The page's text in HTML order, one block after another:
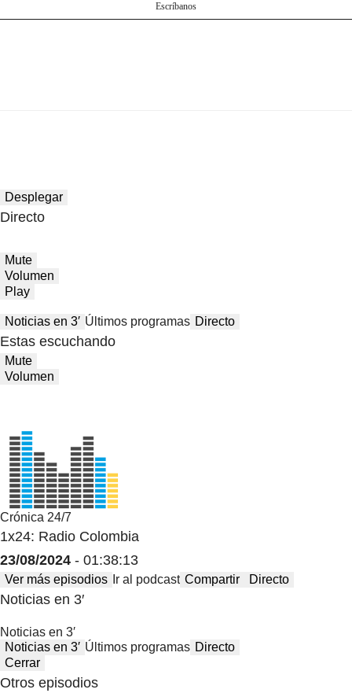
Escríbanos
Desplegar
Directo
Mute
Volumen
Play
Noticias en 3′ Últimos programas Directo
Estas escuchando
Mute
Volumen
Crónica 24/7
1x24: Radio Colombia
23/08/2024 - 01:38:13
Ver más episodios Ir al podcast Compartir Directo
Noticias en 3′
Noticias en 3′
Noticias en 3′ Últimos programas Directo
Cerrar
Otros episodios